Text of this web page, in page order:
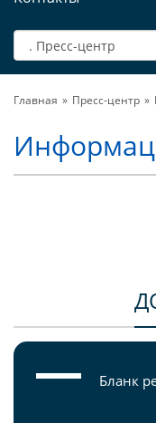
Главная Пресс-центр
Бланк